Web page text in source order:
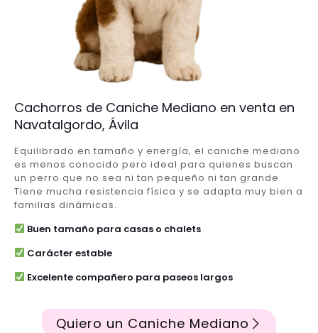
Cachorros de Caniche Mediano en venta en
Navatalgordo, Ávila
Equilibrado en tamaño y energía, el caniche mediano
es menos conocido pero ideal para quienes buscan
un perro que no sea ni tan pequeño ni tan grande.
Tiene mucha resistencia física y se adapta muy bien a
familias dinámicas.
Buen tamaño para casas o chalets
Carácter estable
Excelente compañero para paseos largos
Quiero un Caniche Mediano